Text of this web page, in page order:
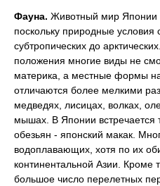
Фауна. Животный мир Японии
поскольку природные условия
субтропических до
положения многие виды не
материка, а местные формы
отличаются более мелкими
медведях, лисицах, волках,
мышах. В Японии встречается
обезьян - японский макак.
водоплавающих, хотя по их
континентальной Азии. Кроме
большое число перелетных